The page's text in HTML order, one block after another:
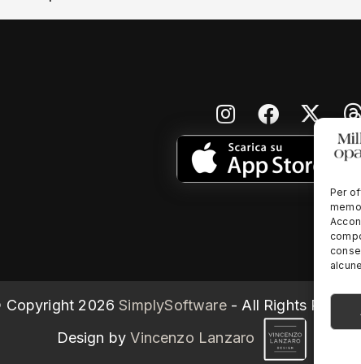
Per
2026 SimplySoftware- All Rights
Design byVincenzo Lanzaro